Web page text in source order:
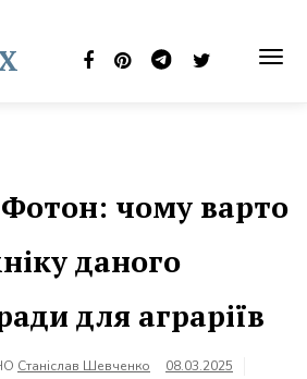
чому варто
даного
для аграріїв
Станіслав Шевченко
08.03.2025